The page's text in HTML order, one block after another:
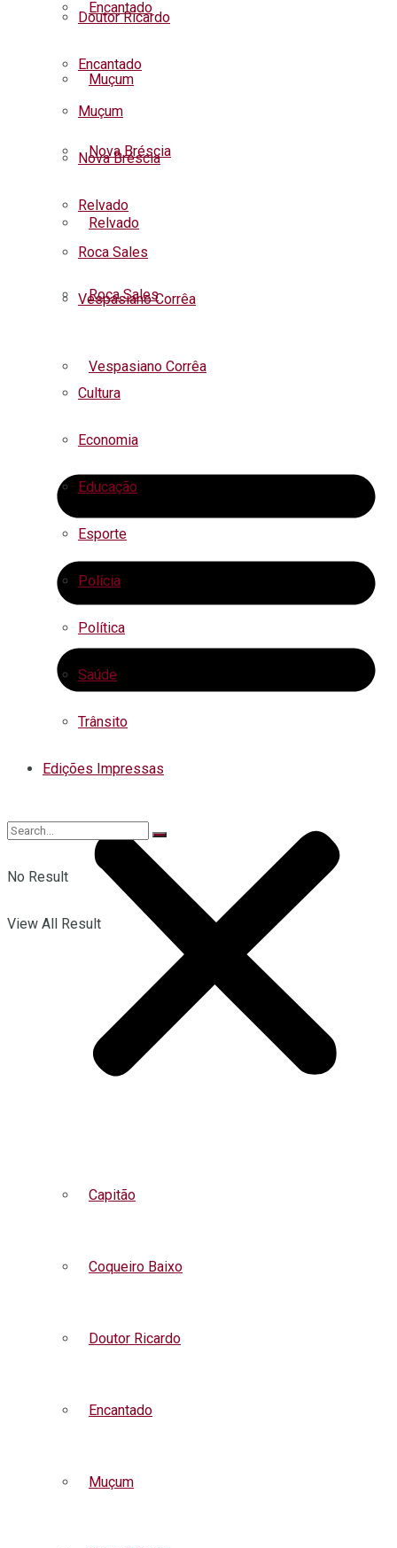
Encantado
Muçum
Nova Bréscia
Relvado
Roca Sales
Vespasiano Corrêa
Capitão
Coqueiro Baixo
Doutor Ricardo
Encantado
Muçum
Doutor Ricardo
Encantado
Muçum
Nova Bréscia
Relvado
Roca Sales
Vespasiano Corrêa
Cultura
Economia
Educação
Esporte
Polícia
Política
Saúde
Trânsito
Edições Impressas
No Result
View All Result